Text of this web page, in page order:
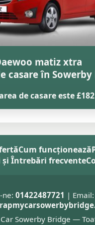
matiz xtra
casare în
de casare este £182
Cum funcționează
Întrebări frecvente
ne: 01422487721 | Email:
Sowerby Bridge —